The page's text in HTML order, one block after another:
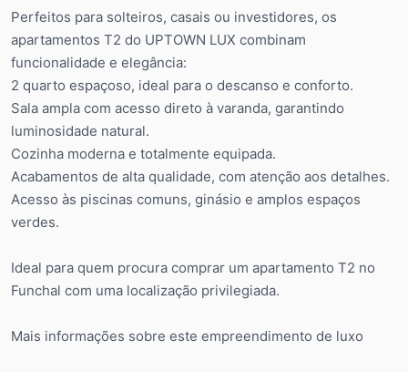
Perfeitos para solteiros, casais ou investidores, os
apartamentos T2 do UPTOWN LUX combinam
funcionalidade e elegância:
2 quarto espaçoso, ideal para o descanso e conforto.
Sala ampla com acesso direto à varanda, garantindo
luminosidade natural.
Cozinha moderna e totalmente equipada.
Acabamentos de alta qualidade, com atenção aos detalhes.
Acesso às piscinas comuns, ginásio e amplos espaços
verdes.
Ideal para quem procura comprar um apartamento T2 no
Funchal com uma localização privilegiada.
Mais informações sobre este empreendimento de luxo